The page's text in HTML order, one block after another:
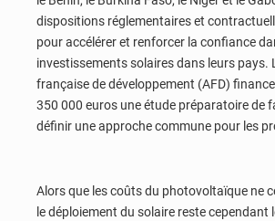
dispositions réglementaires et
pour accélérer et renforcer la confiance
investissements solaires dans leurs pays.
française de développement (AFD)
350 000 euros une étude préparatoire de
définir une approche commune pour les
Alors que les coûts du photovoltaïque ne
le déploiement du solaire reste cependant